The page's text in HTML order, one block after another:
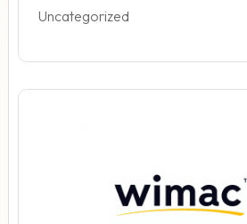
Uncategorized